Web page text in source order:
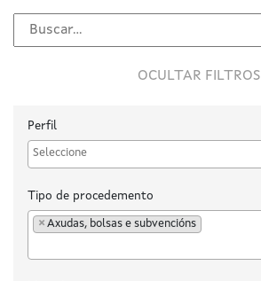
OCULTAR FILTROS
Perfil
Tipo de procedemento
× Axudas, bolsas e subvencións